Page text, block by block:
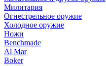
Милитария
Огнестрельное оружие
Холодное оружие
Ножи
Benchmade
Al Mar
Boker